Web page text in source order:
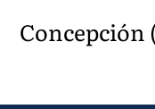
Concepción